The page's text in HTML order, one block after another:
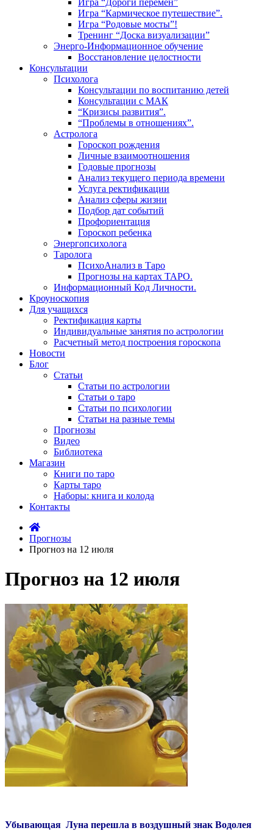
Игра “Дороги перемен”
Игра “Кармическое путешествие”.
Игра “Родовые мосты”!
Тренинг “Доска визуализации”
Энерго-Информационное обучение
Восстановление целостности
Консультации
Психолога
Консультации по воспитанию детей
Консультации с МАК
“Кризисы развития”.
“Проблемы в отношениях”.
Астролога
Гороскоп рождения
Личные взаимоотношения
Годовые прогнозы
Анализ текущего периода времени
Услуга ректификации
Анализ сферы жизни
Подбор дат событий
Профориентация
Гороскоп ребенка
Энергопсихолога
Таролога
ПсихоАнализ в Таро
Прогнозы на картах ТАРО.
Информационный Код Личности.
Кроуноскопия
Для учащихся
Ректификация карты
Индивидуальные занятия по астрологии
Расчетный метод построения гороскопа
Новости
Блог
Статьи
Статьи по астрологии
Статьи о таро
Статьи по психологии
Статьи на разные темы
Прогнозы
Видео
Библиотека
Магазин
Книги по таро
Карты таро
Наборы: книга и колода
Контакты
Прогнозы
Прогноз на 12 июля
Прогноз на 12 июля
Убывающая Луна перешла в воздушный знак Водолея